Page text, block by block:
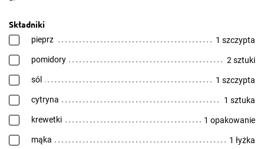
Składniki
pieprz 1 szczypta
pomidory 2 sztuki
sól 1 szczypta
cytryna 1 sztuka
krewetki 1 opakowanie
mąka 1 łyżka